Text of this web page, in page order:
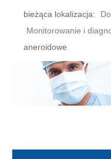
bieżąca lokalizacja:
Monitorowanie i
aneroidowe